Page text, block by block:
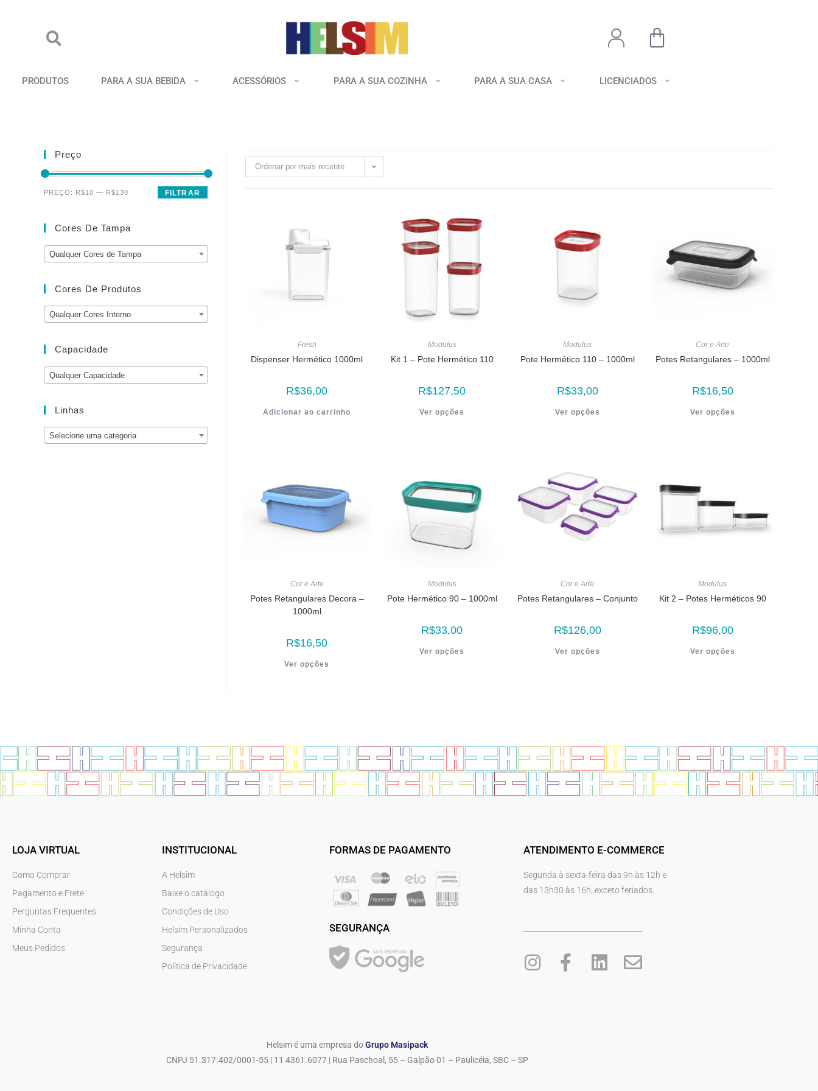
PRODUTOS PARA A SUA BEBIDA ACESSÓRIOS PARA A SUA COZINHA PARA A SUA CASA LICENCIADOS
Preço
FILTRAR
PREÇO: R$10 — R$130
Cores De Tampa
Qualquer Cores de Tampa
Cores De Produtos
Qualquer Cores Interno
Capacidade
Qualquer Capacidade
Linhas
Selecione uma categoria
Ordenar por mais recente
Fresh
Dispenser Hermético 1000ml
R$36,00
Adicionar ao carrinho
Modulus
Kit 1 – Pote Hermético 110
R$127,50
Ver opções
Modulus
Pote Hermético 110 – 1000ml
R$33,00
Ver opções
Cor e Arte
Potes Retangulares – 1000ml
R$16,50
Ver opções
Cor e Arte
Potes Retangulares Decora –
1000ml
R$16,50
Ver opções
Modulus
Pote Hermético 90 – 1000ml
R$33,00
Ver opções
Cor e Arte
Potes Retangulares – Conjunto
R$126,00
Ver opções
Modulus
Kit 2 – Potes Herméticos 90
R$96,00
Ver opções
LOJA VIRTUAL
Como Comprar
Pagamento e Frete
Perguntas Frequentes
Minha Conta
Meus Pedidos
INSTITUCIONAL
A Helsim
Baixe o catálogo
Condições de Uso
Helsim Personalizados
Segurança
Política de Privacidade
FORMAS DE PAGAMENTO
SEGURANÇA
ATENDIMENTO E-COMMERCE
Segunda à sexta-feira das 9h às 12h e
das 13h30 às 16h, exceto feriados.
Helsim é uma empresa doGrupo Masipack
CNPJ 51.317.402/0001-55 | 11 4361.6077 | Rua Paschoal, 55 – Galpão 01 – Paulicéia, SBC – SP